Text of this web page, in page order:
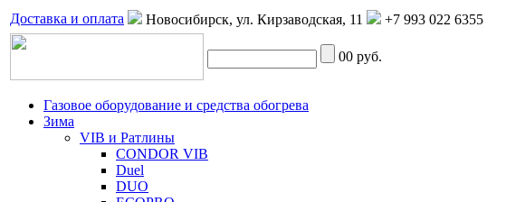
Доставка и оплата Новосибирск, ул. Кирзаводская, 11 +7 993 022 6355
00 руб.
Газовое оборудование и средства обогрева
Зима
VIB и Ратлины
CONDOR VIB
Duel
DUO